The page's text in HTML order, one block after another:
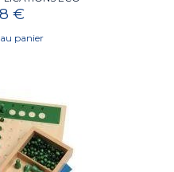
€
panier